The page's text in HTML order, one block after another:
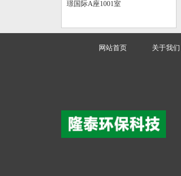
璟国际A座1001室
网站首页 关于我们